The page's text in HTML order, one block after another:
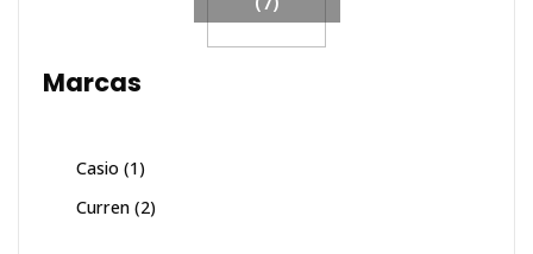
Marcas
Casio (1)
Curren (2)